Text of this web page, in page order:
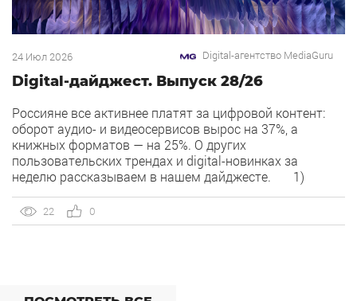
24 Июл 2026 Digital-агентство MediaGuru
Digital-дайджест. Выпуск 28/26
Россияне все активнее платят за цифровой контент:
оборот аудио- и видеосервисов вырос на 37%, а
книжных форматов — на 25%. О других
пользовательских трендах и digital-новинках за
неделю рассказываем в нашем дайджесте. 1)
Яндекса. Рекламная сеть Яндекса запускает формат
Overlay, который показывает рекламу поверх контента,
22 0